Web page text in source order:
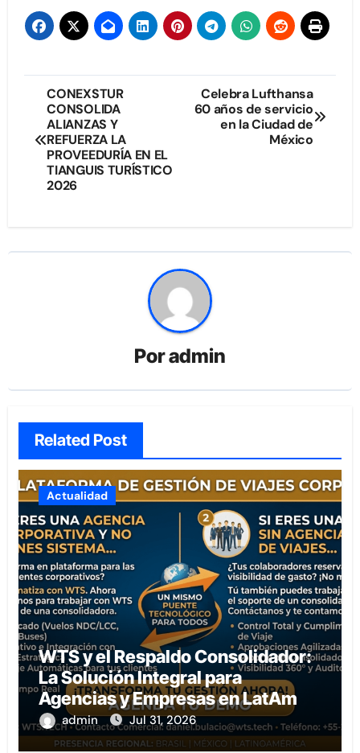
Navegación
de
entradas
CONEXSTUR
CONSOLIDA
ALIANZAS Y
REFUERZA LA
PROVEEDURÍA EN EL
TIANGUIS TURÍSTICO
2026
Celebra Lufthansa
60 años de servicio
en la Ciudad de
México
Poradmin
Related Post
Actualidad
WTS y el Respaldo Consolidador:
La Solución Integral para
Agencias y Empresas en LatAm
admin Jul 31, 2026